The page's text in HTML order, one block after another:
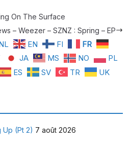
On The Surface
– Weezer – SZNZ : Spring – EP
EN FI
FR
JA MS NO
PL
ES SV TR UK
Up (Pt 2) 7 août 2026